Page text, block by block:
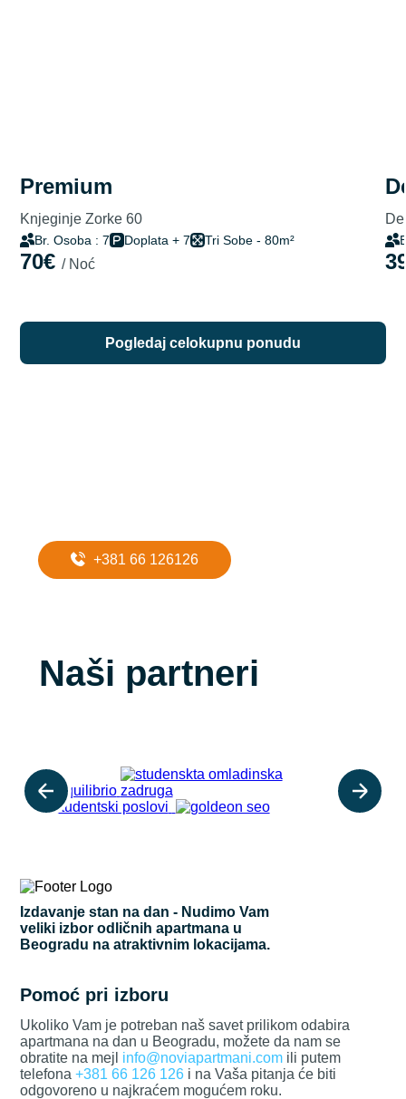
premium
Knjeginje Zorke 60
Br. Osoba : 7 Doplata + 7 Tri Sobe - 80m²
70€/ Noć
pogledaj celokupnu ponudu
+381 66 126126
Naši partneri
Izdavanje stan na dan - Nudimo Vam
veliki izbor odličnih apartmana u
Beogradu na atraktivnim lokacijama.
Pomoć pri izboru
Ukoliko Vam je potreban naš savet prilikom odabira
apartmana na dan u Beogradu, možete da nam se
obratite na mejl info@noviapartmani.com ili putem
telefona+381 66 126 126 i na Vaša pitanja će biti
odgovoreno u najkraćem mogućem roku.